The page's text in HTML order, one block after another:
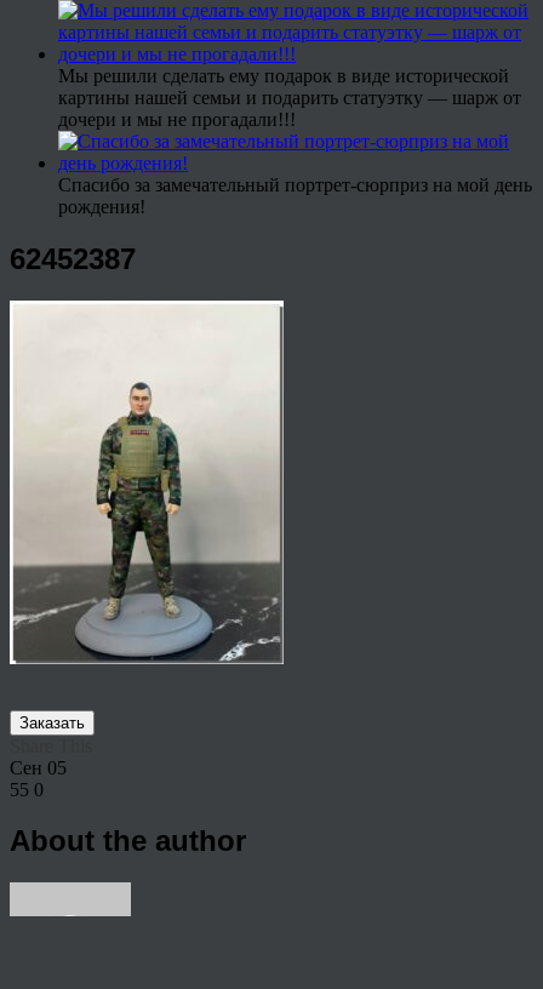
Мы решили сделать ему подарок в виде исторической
картины нашей семьи и подарить статуэтку — шарж от
дочери и мы не прогадали!!!
Спасибо за замечательный портрет-сюрприз на мой день
рождения!
62452387
Заказать
Сен 05
55 0
About the author